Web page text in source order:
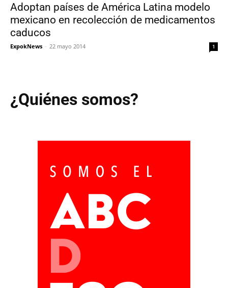
Adoptan países de América Latina modelo
mexicano en recolección de medicamentos
caducos
ExpokNews - 22 mayo 2014 1
¿Quiénes somos?